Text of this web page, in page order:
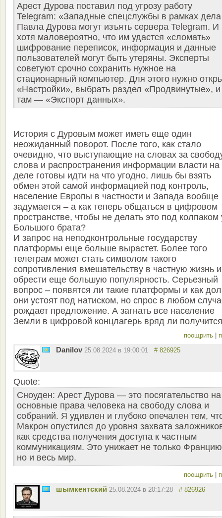
Арест Дурова поставил под угрозу работу
Telegram: «Западные спецслужбы в рамках дела
Павла Дурова могут изъять сервера Telegram. И
хотя маловероятно, что им удастся «сломать»
шифрование переписок, информация и данные
пользователей могут быть утеряны. Эксперты
советуют срочно сохранить нужное на
стационарный компьютер. Для этого нужно
«Настройки», выбрать раздел «Продвинутые», и
там — «Экспорт данных».
История с Дуровым может иметь еще один
неожиданный поворот. После того, как стало
очевидно, что выступающие на словах за
слова и распространения информации власти на
деле готовы идти на что угодно, лишь бы взять
обмен этой самой информацией под контроль,
население Европы в частности и Запада вообще
задумается – а как теперь общаться в цифровом
пространстве, чтобы не делать это под колпаком
Большого брата?
И запрос на неподконтрольные государству
платформы еще больше вырастет. Более того
телеграм может стать символом такого
сопротивления вмешательству в частную жизнь и
обрести еще большую популярность. Серьезный
вопрос – появятся ли такие платформы и как
они устоят под натиском, но спрос в любом
рождает предложение. А загнать все население
Земли в цифровой концлагерь вряд ли
поощрить |
Danilov 25.08.2024 в 19:00:01 # 826925
Quote:
Сноуден: Арест Дурова — это посягательство на
основные права человека на свободу слова и
собраний. Я удивлен и глубоко опечален тем,
Макрон опустился до уровня захвата
как средства получения доступа к частным
коммуникациям. Это унижает не только
но и весь мир.
поощрить |
шымкентский 25.08.2024 в 20:17:28 # 826926